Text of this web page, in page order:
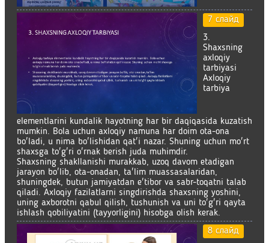
7 слайд
3.
Shaxsning
axloqiy
tarbiyasi
Axloqiy
tarbiya
elementlarini kundalik hayotning har bir daqiqasida kuzatish
mumkin. Bola uchun axloqiy namuna har doim ota-ona
bo'ladi, u nima bo'lishidan qat'i nazar. Shuning uchun mo'rt
shaxsga to'g'ri o'rnak berish juda muhimdir.
Shaxsning shakllanishi murakkab, uzoq davom etadigan
jarayon bo'lib, ota-onadan, ta'lim muassasalaridan,
shuningdek, butun jamiyatdan e'tibor va sabr-toqatni talab
qiladi. Axloqiy fazilatlarni singdirishda shaxsning yoshini,
uning axborotni qabul qilish, tushunish va uni to'g'ri qayta
ishlash qobiliyatini (tayyorligini) hisobga olish kerak.
8 слайд